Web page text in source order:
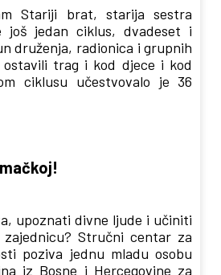
Stariji brat, starija sestra
još jedan ciklus, dvadeset i
druženja, radionica i grupnih
trag i kod djece i kod
ciklusu učestvovalo je 36
upoznati divne ljude i učiniti
Stručni centar za
poziva jednu mladu osobu
iz Bosne i Hercegovine za